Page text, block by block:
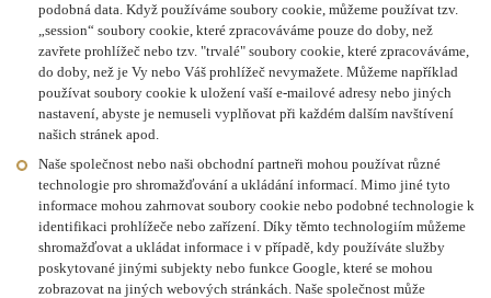
podobná data. Když používáme soubory cookie, můžeme používat tzv.
„session“ soubory cookie, které zpracováváme pouze do doby, než
zavřete prohlížeč nebo tzv. "trvalé" soubory cookie, které zpracováváme,
do doby, než je Vy nebo Váš prohlížeč nevymažete. Můžeme například
používat soubory cookie k uložení vaší e-mailové adresy nebo jiných
nastavení, abyste je nemuseli vyplňovat při každém dalším navštívení
našich stránek apod.
Naše společnost nebo naši obchodní partneři mohou používat různé
technologie pro shromažďování a ukládání informací. Mimo jiné tyto
informace mohou zahrnovat soubory cookie nebo podobné technologie k
identifikaci prohlížeče nebo zařízení. Díky těmto technologiím můžeme
shromažďovat a ukládat informace i v případě, kdy používáte služby
poskytované jinými subjekty nebo funkce Google, které se mohou
zobrazovat na jiných webových stránkách. Naše společnost může